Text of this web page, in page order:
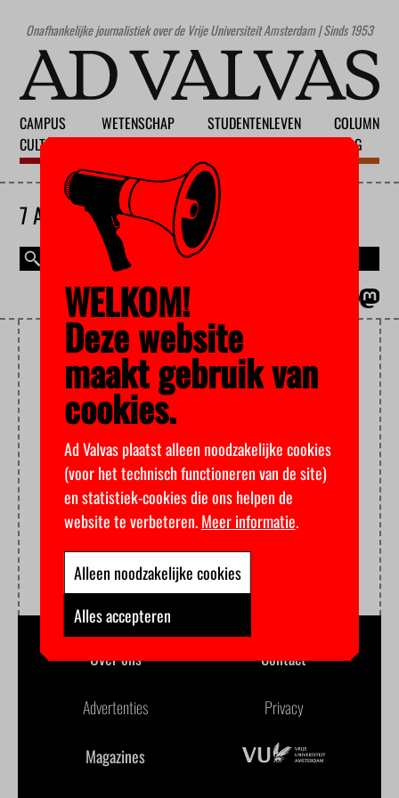
Onafhankelijke journalistiek over de Vrije Universiteit Amsterdam | Sinds 1953
CAMPUS
CULTUUR
WETENSCHAP
STUDENTENLEVEN
COLUMN
BLOG
7 AUGUSTUS 2026
DUIDELIJKETAALPRIJS
Over ons Contact
Advertenties Privacy
Magazines
WELKOM!
Deze website
maakt gebruik van
cookies.
Ad Valvas plaatst alleen noodzakelijke cookies
(voor het technisch functioneren van de site)
en statistiek-cookies die ons helpen de
website te verbeteren.Meer informatie.
Alleen noodzakelijke cookies
Alles accepteren